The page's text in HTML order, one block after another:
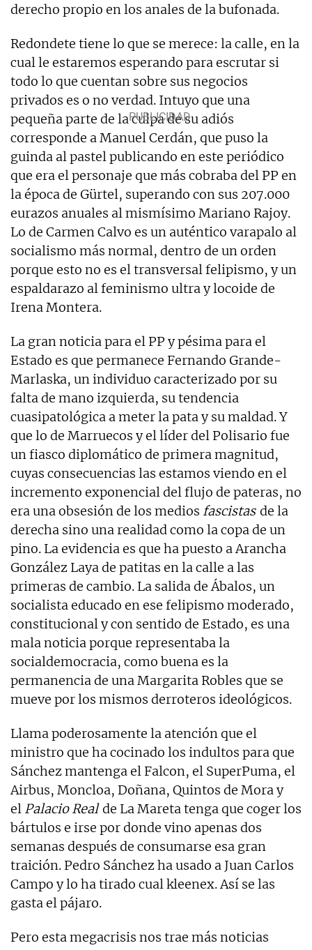
derecho propio en los anales de la bufonada.
Redondete tiene lo que se merece: la calle, en la
cual le estaremos esperando para escrutar si
todo lo que cuentan sobre sus negocios
privados es o no verdad. Intuyo que una
pequeña parte de la culpa de su adiós
corresponde a Manuel Cerdán, que puso la
guinda al pastel publicando en este periódico
que era el personaje que más cobraba del PP en
la época de Gürtel, superando con sus 207.000
eurazos anuales al mismísimo Mariano Rajoy.
Lo de Carmen Calvo es un auténtico varapalo al
socialismo más normal, dentro de un orden
porque esto no es el transversal felipismo, y un
espaldarazo al feminismo ultra y locoide de
Irena Montera.
La gran noticia para el PP y pésima para el
Estado es que permanece Fernando Grande-
Marlaska, un individuo caracterizado por su
falta de mano izquierda, su tendencia
cuasipatológica a meter la pata y su maldad. Y
que lo de Marruecos y el líder del Polisario fue
un fiasco diplomático de primera magnitud,
cuyas consecuencias las estamos viendo en el
incremento exponencial del flujo de pateras, no
era una obsesión de los medios fascistas de la
derecha sino una realidad como la copa de un
pino. La evidencia es que ha puesto a Arancha
González Laya de patitas en la calle a las
primeras de cambio. La salida de Ábalos, un
socialista educado en ese felipismo moderado,
constitucional y con sentido de Estado, es una
mala noticia porque representaba la
socialdemocracia, como buena es la
permanencia de una Margarita Robles que se
mueve por los mismos derroteros ideológicos.
Llama poderosamente la atención que el
ministro que ha cocinado los indultos para que
Sánchez mantenga el Falcon, el SuperPuma, el
Airbus, Moncloa, Doñana, Quintos de Mora y
el Palacio Realde La Mareta tenga que coger los
bártulos e irse por donde vino apenas dos
semanas después de consumarse esa gran
traición. Pedro Sánchez ha usado a Juan Carlos
Campo y lo ha tirado cual kleenex. Así se las
gasta el pájaro.
Pero esta megacrisis nos trae más noticias